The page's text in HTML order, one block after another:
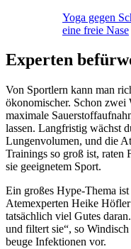
Yoga gegen
eine freie Nase
Experten
Von Sportlern kann man
ökonomischer. Schon
maximale
lassen. Langfristig wächst
Lungenvolumen, und die
Trainings so groß ist, raten
sie geeignetem Sport.
Ein großes Hype-Thema
Atemexperten Heike
tatsächlich viel Gutes
und filtert sie“, so
beuge Infektionen vor.